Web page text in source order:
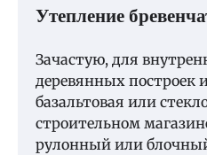
Утепление
Зачастую, для
деревянных построек
базальтовая или
строительном
рулонный или